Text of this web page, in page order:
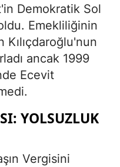
Demokratik Sol
Emekliliğinin
Kılıçdaroğlu'nun
ancak 1999
Ecevit
YOLSUZLUK
Vergisini